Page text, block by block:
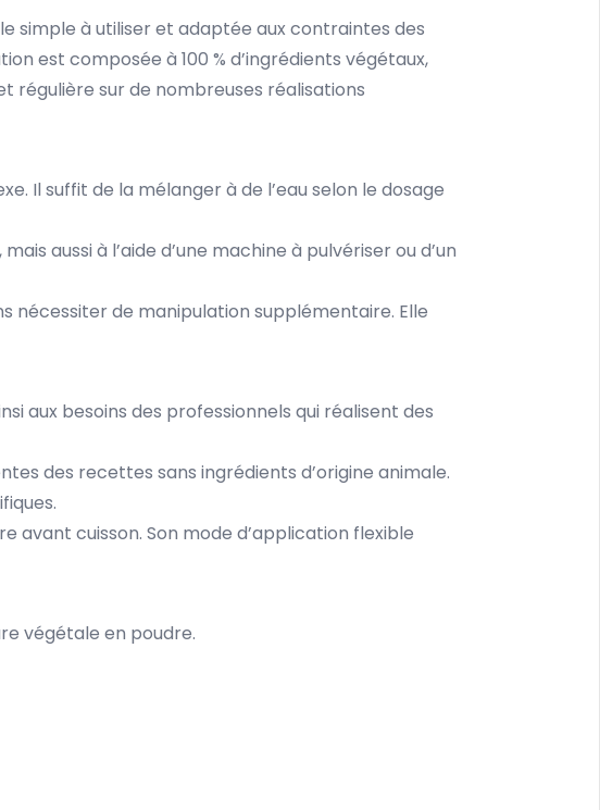
simple à utiliser et adaptée aux contraintes des
est composée à 100 % d’ingrédients végétaux,
régulière sur de nombreuses réalisations
Il suffit de la mélanger à de l’eau selon le dosage
, mais aussi à l’aide d’une machine à pulvériser ou d’un
nécessiter de manipulation supplémentaire. Elle
aux besoins des professionnels qui réalisent des
des recettes sans ingrédients d’origine animale.
avant cuisson. Son mode d’application flexible
végétale en poudre.